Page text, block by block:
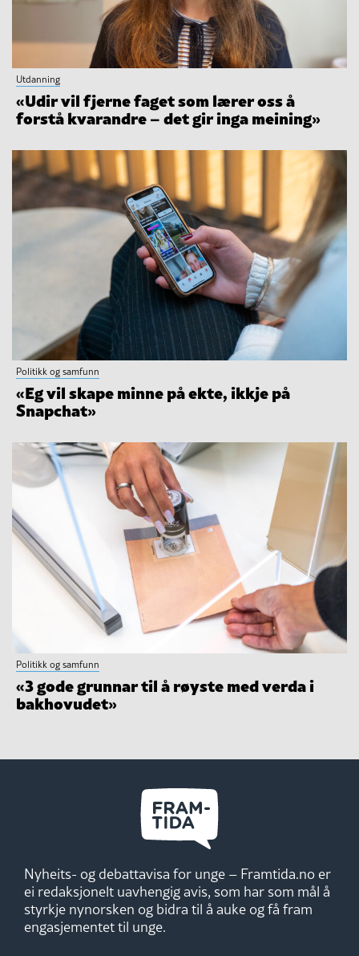
Utdanning
«Udir vil fjerne faget som lærer oss å
forstå kvarandre – det gir inga meining»
Politikk og samfunn
«Eg vil skape minne på ekte, ikkje på
Snapchat»
Politikk og samfunn
«3 gode grunnar til å røyste med verda i
bakhovudet»
Nyheits- og debattavisa for unge – Framtida.no er
ei redaksjonelt uavhengig avis, som har som mål å
styrkje nynorsken og bidra til å auke og få fram
engasjementet til unge.